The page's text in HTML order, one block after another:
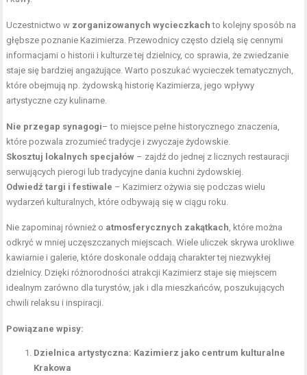
Uczestnictwo w zorganizowanych wycieczkach to kolejny sposób na
głębsze poznanie Kazimierza. Przewodnicy często dzielą się cennymi
informacjami o historii i kulturze tej dzielnicy, co sprawia, że zwiedzanie
staje się bardziej angażujące. Warto poszukać wycieczek tematycznych,
które obejmują np. żydowską historię Kazimierza, jego wpływy
artystyczne czy kulinarne.
Nie przegap synagogi– to miejsce pełne historycznego znaczenia,
które pozwala zrozumieć tradycje i zwyczaje żydowskie.
Skosztuj lokalnych specjałów – zajdź do jednej z licznych restauracji
serwujących pierogi lub tradycyjne dania kuchni żydowskiej.
Odwiedź targi i festiwale – Kazimierz ożywia się podczas wielu
wydarzeń kulturalnych, które odbywają się w ciągu roku.
Nie zapominaj również o atmosferycznych zakątkach, które można
odkryć w mniej uczęszczanych miejscach. Wiele uliczek skrywa urokliwe
kawiarnie i galerie, które doskonale oddają charakter tej niezwykłej
dzielnicy. Dzięki różnorodności atrakcji Kazimierz staje się miejscem
idealnym zarówno dla turystów, jak i dla mieszkańców, poszukujących
chwili relaksu i inspiracji.
Powiązane wpisy:
Dzielnica artystyczna: Kazimierz jako centrum kulturalne
Krakowa